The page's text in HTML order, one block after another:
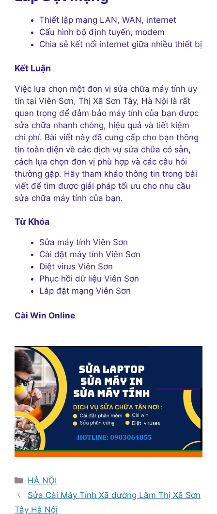
Thiết lập mạng LAN, WAN, internet
Cấu hình bộ định tuyến, modem
Chia sẻ kết nối internet giữa nhiều thiết bị
Kết Luận
Việc lựa chọn một đơn vị sửa chữa máy tính uy
tín tại Viên Sơn, Thị Xã Sơn Tây, Hà Nội là rất
quan trọng để đảm bảo máy tính của bạn được
sửa chữa nhanh chóng, hiệu quả và tiết kiệm
chi phí. Bài viết này đã cung cấp cho bạn thông
tin toàn diện về các dịch vụ sửa chữa có sẵn,
cách lựa chọn đơn vị phù hợp và các câu hỏi
thường gặp. Hãy tham khảo thông tin trong bài
viết để tìm được giải pháp tối ưu cho nhu cầu
sửa chữa máy tính của bạn.
Từ Khóa
Sửa máy tính Viên Sơn
Cài đặt máy tính Viên Sơn
Diệt virus Viên Sơn
Phục hồi dữ liệu Viên Sơn
Lắp đặt mạng Viên Sơn
Cài Win Online
Danh
mục
HÀ NỘI
Sửa Cài Máy Tính Xã đường Lâm Thị Xã Sơn
Tây Hà Nội